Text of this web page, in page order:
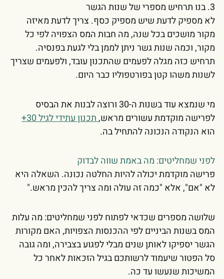
3. בנו תרחיש מספרי של שנות הגשר
לא מספיק לדעת שיש מספיק כסף. צריך לדעת מאיזה
מקור מושכים בכל שנה, מה חבות המס הצפויה לפי כל
מקור, וכמה שנות גשר ניתן לממן בלי לגעת בפנסיה.
תרחיש כזה מגלה לפעמים שהתכנון עובד, ולפעמים שצריך
לשנות משהו קטן בפורטפוליו כבר היום.
מי שנמצא עוד בשנות ה-30 ורוצה לבנות את הבסיס
לפרישה מוקדמת עשורים מראש,תכנון עתידי לגיל 30+
הוא הנקודה הנכונה להתחיל בה.
לפני שמחליטים: מה באמת שווה לבדוק
פרישה מוקדמת יכולה להיות החלטה נכונה. השאלה היא
לא "אם", אלא "כמה זה עולה ומה צריך להכין מראש."
שלושה מספרים שכדאי לפתוח לפני שמחליטים: מה עלות
המס בשנות הביניים לפי ההכנסות הצפויות, האם מקורות
הגשר יספיקו לאותן שנים מבלי לפגוע בצבירה, ומה גובה
סל הפטור שיעמוד לרשותכם בגיל הזכאות לאחר כל
המשיכות שנעשו עד כה.